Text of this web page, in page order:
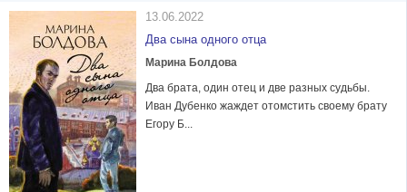
13.06.2022
Два сына одного отца
Марина Болдова
Два брата, один отец и две разных судьбы.
Иван Дубенко жаждет отомстить своему брату
Егору Б...